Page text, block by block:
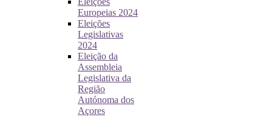
Europeias 2024
Eleições
Legislativas
2024
Eleição da
Assembleia
Legislativa da
Região
Autónoma dos
Açores